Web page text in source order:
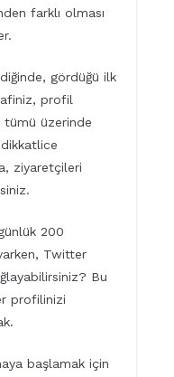
farklı olması
gördüğü ilk
profil
tümü üzerinde
ziyaretçileri
200
Twitter
Bu
profilinizi
başlamak için